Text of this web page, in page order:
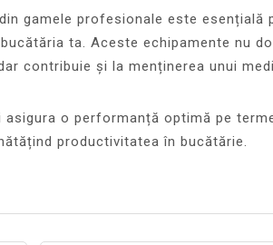
gamele profesionale este esențială
ta. Aceste echipamente nu
contribuie și la menținerea unui
o performanță optimă pe
productivitatea în bucătărie.